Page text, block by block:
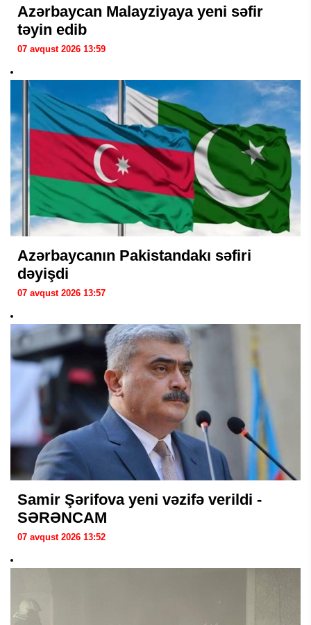
Azərbaycan Malayziyaya yeni səfir
təyin edib
07 avqust 2026 13:59
Azərbaycanın Pakistandakı səfiri
dəyişdi
07 avqust 2026 13:57
Samir Şərifova yeni vəzifə verildi -
SƏRƏNCAM
07 avqust 2026 13:52